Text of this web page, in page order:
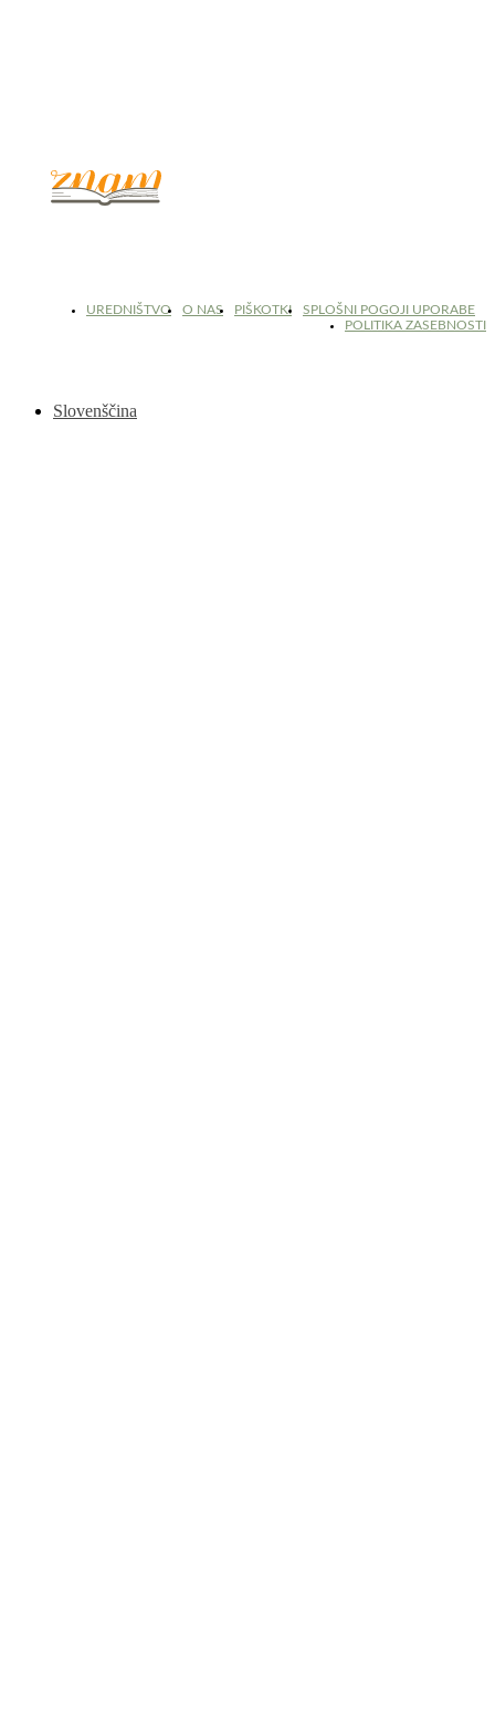
UREDNIŠTVO O NAS PIŠKOTKI
SPLOŠNI POGOJI UPORABE
POLITIKA ZASEBNOSTI
Slovenščina